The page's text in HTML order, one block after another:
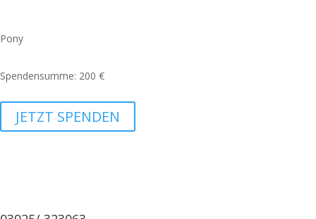
Pony
Spendensumme: 200 €
JETZT SPENDEN